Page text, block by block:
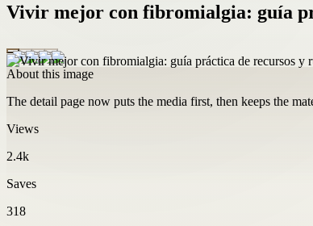
Vivir mejor con fibromialgia: guía
About this image
The detail page now puts the media first, then keeps the
Views
2.4k
Saves
318